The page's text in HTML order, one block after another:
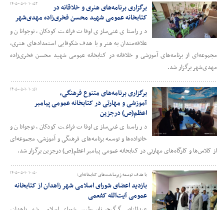
۱۴۰۵-۰۵-۱۰ ۱۰:۵۲
برگزاری برنامه‌های هنری و خلاقانه در
کتابخانه عمومی شهید محسن فخری‌زاده مهدی‌شهر
در راستای غنی‌سازی اوقات فراغت کودکان، نوجوانان و
علاقه‌مندان به هنر و با هدف شکوفایی استعدادهای هنری،
مجموعه‌ای از برنامه‌های آموزشی و خلاقانه در کتابخانه عمومی شهید محسن فخری‌زاده
مهدی‌شهر برگزار شد.
۱۴۰۵-۰۵-۱۰ ۱۰:۵۱
برگزاری برنامه‌های متنوع فرهنگی،
آموزشی و مهارتی در کتابخانه عمومی پیامبر
اعظم(ص) درجزین
در راستای غنی‌سازی اوقات فراغت کودکان، نوجوانان و
خانواده‌ها و توسعه برنامه‌های فرهنگی و آموزشی، مجموعه‌ای
از کلاس‌ها و کارگاه‌های مهارتی در کتابخانه عمومی پیامبر اعظم(ص) درجزین برگزار شد.
۱۴۰۵-۰۵-۱۰ ۱۰:۵۰ با هدف توسعه زیرساخت‌های کتابخانه‌ای؛
بازدید اعضای شورای اسلامی شهر زاهدان از کتابخانه
عمومی آیت‌الله کفعمی